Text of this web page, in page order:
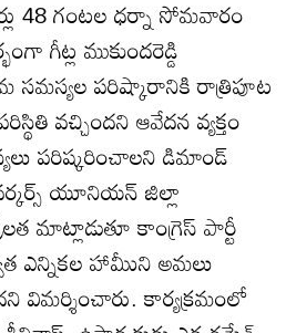
48 గంటల ధర్నా సోమవారం
గీట్ల ముకుందరెడ్డి
పరిష్కారానికి రాత్రిపూట
వచ్చిందని ఆవేదన వ్యక్తం
పరిష్కరించాలని డిమాండ్‌
యూనియన్‌ జిల్లా
మాట్లాడుతూ కాంగ్రెస్‌ పార్టీ
ఎన్నికల హామీుని అమలు
విమర్శించారు. కార్యక్రమంలో